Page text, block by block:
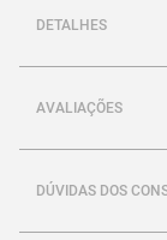
DETALHES
AVALIAÇÕES
DÚVIDAS DOS